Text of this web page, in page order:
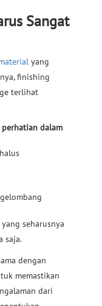
Sangat
yang
finishing
terlihat
dalam
seharusnya
saja.
dengan
memastikan
dari